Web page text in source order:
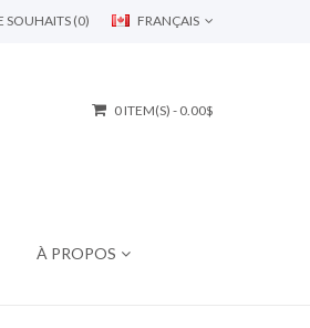
FRANÇAIS
SOUHAITS (0)
0 ITEM(S) - 0.00$
À PROPOS